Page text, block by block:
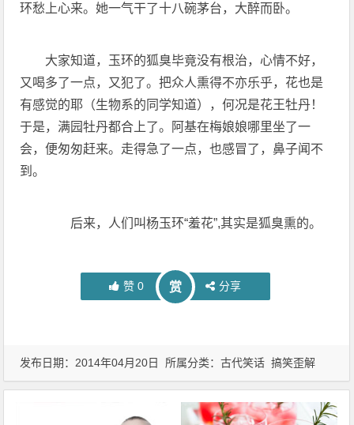
环愁上心来。她一气干了十八碗茅台，大醉而卧。
大家知道，玉环的狐臭毕竟没有根治，心情不好，
又喝多了一点，又犯了。把众人熏得不亦乐乎，花也是
有感觉的耶（生物系的同学知道），何况是花王牡丹！
于是，满园牡丹都合上了。阿基在梅娘娘哪里坐了一
会，便匆匆赶来。走得急了一点，也感冒了，鼻子闻不
到。
后来，人们叫杨玉环“羞花”,其实是狐臭熏的。
赞 0 赏 分享
发布日期：2014年04月20日 所属分类：古代笑话 搞笑歪解